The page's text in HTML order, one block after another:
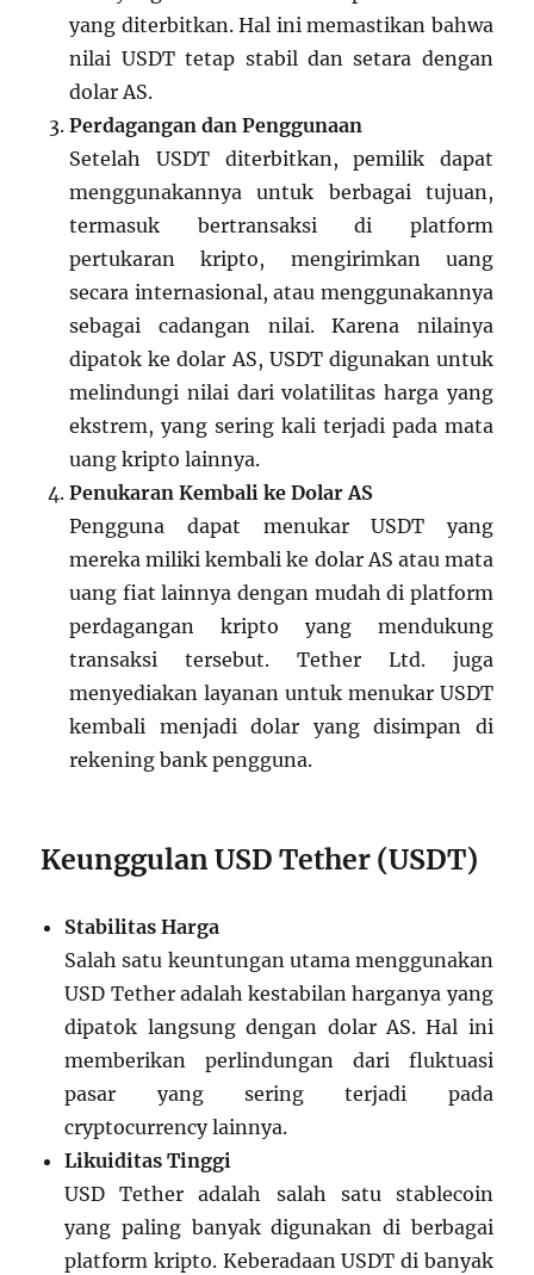
yang diterbitkan. Hal ini memastikan bahwa
nilai USDT tetap stabil dan setara dengan
dolar AS.
Perdagangan dan Penggunaan
Setelah USDT diterbitkan, pemilik dapat
menggunakannya untuk berbagai tujuan,
termasuk bertransaksi di platform
pertukaran kripto, mengirimkan uang
secara internasional, atau menggunakannya
sebagai cadangan nilai. Karena nilainya
dipatok ke dolar AS, USDT digunakan untuk
melindungi nilai dari volatilitas harga yang
ekstrem, yang sering kali terjadi pada mata
uang kripto lainnya.
Penukaran Kembali ke Dolar AS
Pengguna dapat menukar USDT yang
mereka miliki kembali ke dolar AS atau mata
uang fiat lainnya dengan mudah di platform
perdagangan kripto yang mendukung
transaksi tersebut. Tether Ltd. juga
menyediakan layanan untuk menukar USDT
kembali menjadi dolar yang disimpan di
rekening bank pengguna.
Keunggulan USD Tether (USDT)
Stabilitas Harga
Salah satu keuntungan utama menggunakan
USD Tether adalah kestabilan harganya yang
dipatok langsung dengan dolar AS. Hal ini
memberikan perlindungan dari fluktuasi
pasar yang sering terjadi pada
cryptocurrency lainnya.
Likuiditas Tinggi
USD Tether adalah salah satu stablecoin
yang paling banyak digunakan di berbagai
platform kripto. Keberadaan USDT di banyak